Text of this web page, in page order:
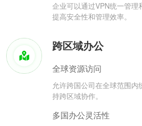
企业可以通过VPN统一管理
提高安全性和管理效率。
跨区域办公
全球资源访问
允许跨国公司在全球范围
持跨区域协作。
多国办公灵活性